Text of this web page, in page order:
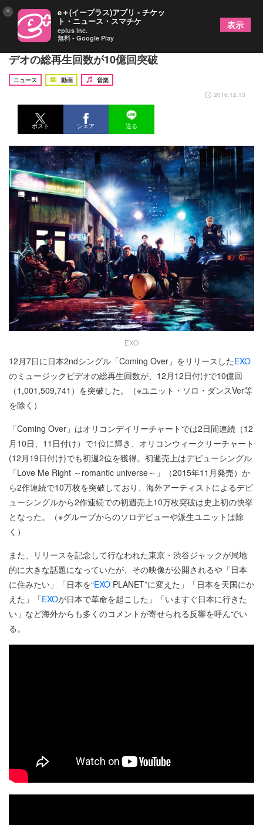
EXO 日本2ndシングルで快挙達成、ミュージックビ
デオの総再生回数が10億回突破
ニュース 動画
音楽
2016.12.13
ポスト シェア 送る
EXO
12月7日に日本2ndシングル「Coming Over」をリリースしたEXO
のミュージックビデオの総再生回数が、12月12日付けで10億回
（1,001,509,741）を突破した。（※ユニット・ソロ・ダンスVer等
を除く）
「Coming Over」はオリコンデイリーチャートでは2日間連続（12
月10日、11日付け）で1位に輝き、オリコンウィークリーチャート
(12月19日付け)でも初週2位を獲得。初週売上はデビューシングル
「Love Me Right ～romantic universe～」（2015年11月発売）か
ら2作連続で10万枚を突破しており、海外アーティストによるデビ
ューシングルから2作連続での初週売上10万枚突破は史上初の快挙
となった。（※グループからのソロデビューや派生ユニットは除
く）
また、リリースを記念して行なわれた東京・渋谷ジャックが局地
的に大きな話題になっていたが、その映像が公開されるや「日本
に住みたい」「日本を“EXO PLANET”に変えた」「日本を天国にか
えた」「EXOが日本で革命を起こした」「いますぐ日本に行きた
い」など海外からも多くのコメントが寄せられる反響を呼んでい
る。
× e＋(イープラス)アプリ - チケッ
ト・ニュース・スマチケ
eplus inc.
無料 - Google Play
表示